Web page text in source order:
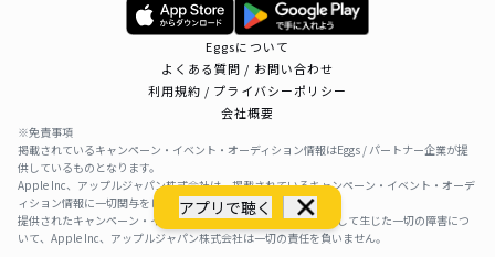
アプリで聴く
Eggsについて
よくある質問 / お問い合わせ
利用規約 / プライバシーポリシー
会社概要
※免責事項
掲載されているキャンペーン・イベント・オーディション情報はEggs / パートナー企業が提
供しているものとなります。
Apple Inc、アップルジャパン株式会社は、掲載されているキャンペーン・イベント・オーデ
ィション情報に一切関与をしておりません。
提供されたキャンペーン・イベント・オーディション情報を利用して生じた一切の障害につ
いて、Apple Inc、アップルジャパン株式会社は一切の責任を負いません。